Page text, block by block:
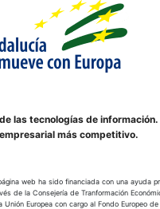
las tecnologías de
más competitivo.
web ha sido financiada con una ayuda
de la Consejería de Tranformación
Europea con cargo al Fondo Europeo de